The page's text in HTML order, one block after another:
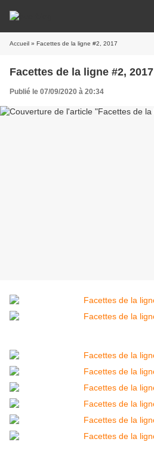
Accueil » Facettes de la ligne #2, 2017
Facettes de la ligne #2, 2017
Publié le 07/09/2020 à 20:34